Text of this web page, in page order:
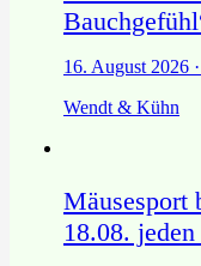
16. August 2026
Wendt & Kühn
Mäusesport
18.08.